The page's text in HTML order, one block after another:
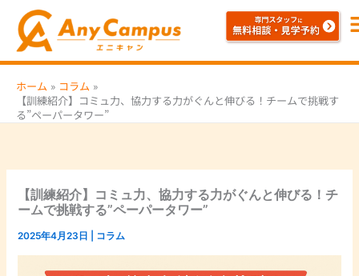
ス
プ
ホーム
コラム
【訓練紹介】コミュ力、協力する力がぐんと伸びる！チームで挑戦す
る”ペーパータワー”
【訓練紹介】コミュ力、協力する力がぐんと伸びる！チ
ームで挑戦する”ペーパータワー”
2025年4月23日 コラム